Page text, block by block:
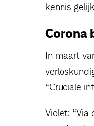
kennis
Corona
In maart
“Cruciale
Violet: